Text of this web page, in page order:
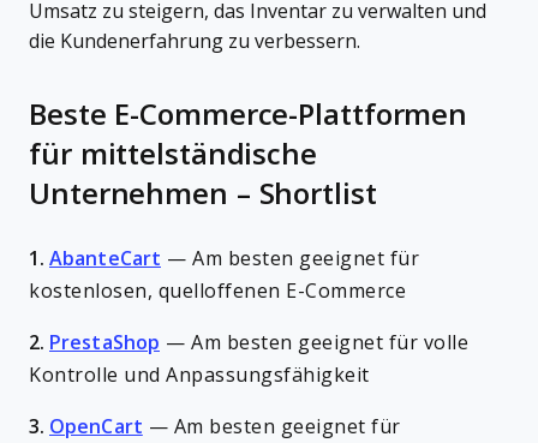
Umsatz zu steigern, das Inventar zu verwalten und
die Kundenerfahrung zu verbessern.
Beste E-Commerce-Plattformen
für mittelständische
Unternehmen – Shortlist
1. AbanteCart — Am besten geeignet für
kostenlosen, quelloffenen E-Commerce
2. PrestaShop — Am besten geeignet für volle
Kontrolle und Anpassungsfähigkeit
3. OpenCart — Am besten geeignet für